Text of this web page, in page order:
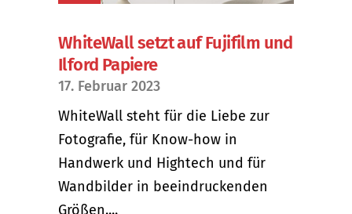
WhiteWall setzt auf Fujifilm und
Ilford Papiere
17. Februar 2023
WhiteWall steht für die Liebe zur
Fotografie, für Know-how in
Handwerk und Hightech und für
Wandbilder in beeindruckenden
Größen....